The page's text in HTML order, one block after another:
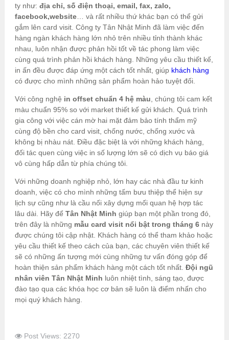
ty như: địa chỉ, số điện thoại, email, fax, zalo,
facebook,website… và rất nhiều thứ khác bạn có thể gửi
gắm lên card visit. Công ty Tân Nhật Minh đã làm việc đến
hàng ngàn khách hàng lớn nhỏ trên nhiều tỉnh thành khác
nhau, luôn nhận được phản hồi tốt về tác phong làm việc
cùng quá trình phản hồi khách hàng. Những yêu cầu thiết kế,
in ấn đều được đáp ứng một cách tốt nhất, giúp khách hàng
có được cho mình những sản phẩm hoàn hảo tuyệt đối.
Với công nghệ in offset chuẩn 4 hệ màu, chúng tôi cam kết
màu chuẩn 95% so với market thiết kế gửi khách. Quá trình
gia công với việc cán mờ hai mặt đảm bảo tính thẩm mỹ
cùng độ bền cho card visit, chống nước, chống xước và
không bị nhàu nát. Điều đặc biệt là với những khách hàng,
đối tác quen cùng việc in số lượng lớn sẽ có dịch vụ báo giá
vô cùng hấp dẫn từ phía chúng tôi.
Với những doanh nghiệp nhỏ, lớn hay các nhà đầu tư kinh
doanh, việc có cho mình những tấm bưu thiệp thể hiện sự
lịch sự cũng như là cầu nối xây dựng mối quan hệ hợp tác
lâu dài. Hãy để Tân Nhật Minh giúp bạn một phần trong đó,
trên đây là những mẫu card visit nổi bật trong tháng 6này
được chúng tôi cập nhật. Khách hàng có thể tham khảo hoặc
yêu cầu thiết kế theo cách của bạn, các chuyên viên thiết kế
sẽ có những ấn tượng mới cùng những tư vấn đóng góp để
hoàn thiện sản phẩm khách hàng một cách tốt nhất. Đội ngũ
nhân viên Tân Nhật Minh luôn nhiệt tình, sáng tạo, được
đào tạo qua các khóa học cơ bản sẽ luôn là điểm nhấn cho
mọi quý khách hàng.
Post Views: 2270